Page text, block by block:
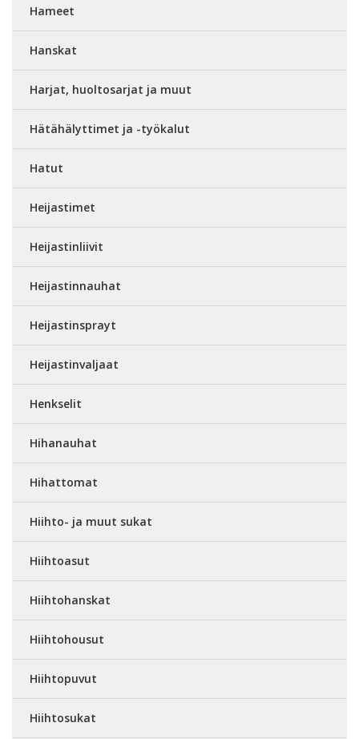
Hameet
Hanskat
Harjat, huoltosarjat ja muut
Hätähälyttimet ja -työkalut
Hatut
Heijastimet
Heijastinliivit
Heijastinnauhat
Heijastinsprayt
Heijastinvaljaat
Henkselit
Hihanauhat
Hihattomat
Hiihto- ja muut sukat
Hiihtoasut
Hiihtohanskat
Hiihtohousut
Hiihtopuvut
Hiihtosukat